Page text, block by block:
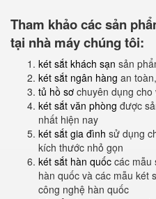
Tham khảo các sản
tại nhà máy chúng tôi:
két sắt khách sạn sản
két sắt ngân hàng an
tủ hồ sơ chuyên dụng
két sắt văn phòng được
nhất hiện nay
két sắt gia đình sử dụng
kích thước nhỏ gọn
két sắt hàn quốc các mẫu
hàn quốc và các mẫu két
công nghệ hàn quốc